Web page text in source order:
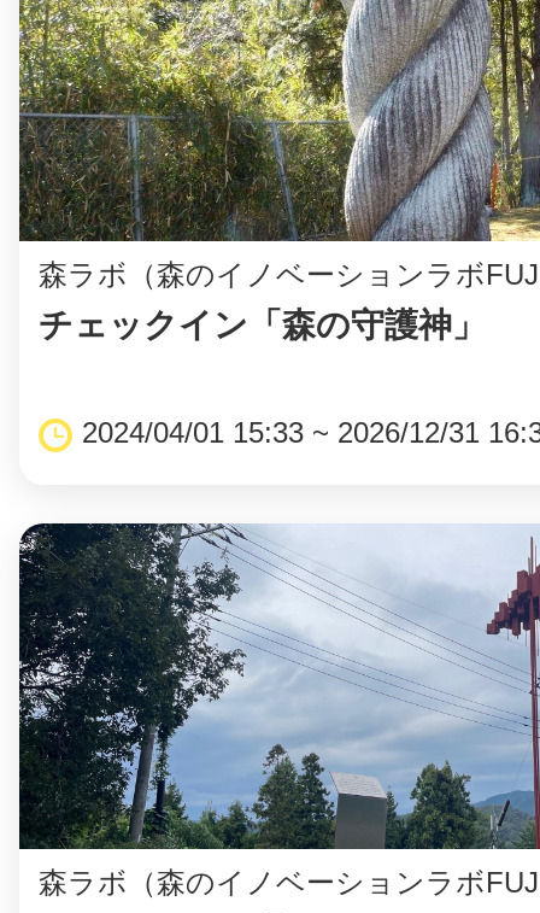
森ラボ（森のイノベーションラボ
チェックイン「森の守護神」
2024/04/01 15:33 ~ 2026/12/31
森ラボ（森のイノベーションラボ
日立
滋賀県
まちのコイン
お知らせ
ヘルプ
お問い合わせ